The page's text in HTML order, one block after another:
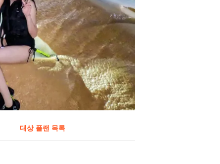
대상 플랜 목록